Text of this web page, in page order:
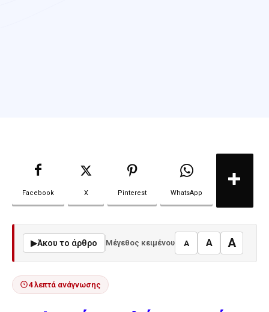
Facebook X Pinterest WhatsApp
▶Άκου το άρθρο Μέγεθος κειμένου A A A
4 λεπτά ανάγνωσης